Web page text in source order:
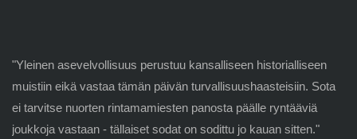
"Yleinen asevelvollisuus perustuu kansalliseen historialliseen
muistiin eikä vastaa tämän päivän turvallisuushaasteisiin. Sota
ei tarvitse nuorten rintamamiesten panosta päälle ryntääviä
joukkoja vastaan - tällaiset sodat on sodittu jo kauan sitten."